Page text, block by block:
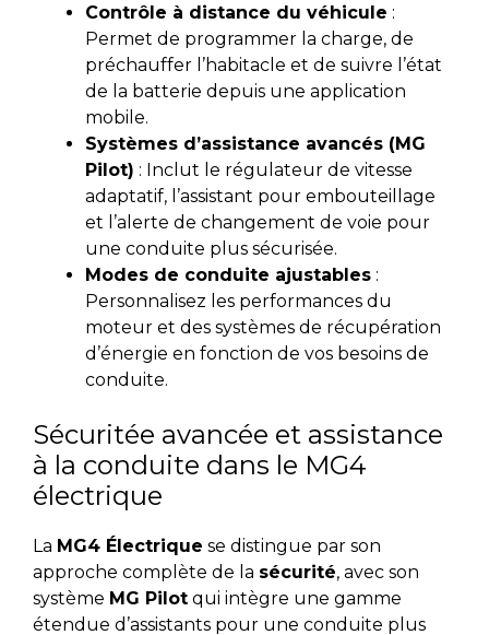
Contrôle à distance du véhicule :
Permet de programmer la charge, de
préchauffer l’habitacle et de suivre l’état
de la batterie depuis une application
mobile.
Systèmes d’assistance avancés (MG
Pilot) : Inclut le régulateur de vitesse
adaptatif, l’assistant pour embouteillage
et l’alerte de changement de voie pour
une conduite plus sécurisée.
Modes de conduite ajustables :
Personnalisez les performances du
moteur et des systèmes de récupération
d’énergie en fonction de vos besoins de
conduite.
Sécuritée avancée et assistance
à la conduite dans le MG4
électrique
La MG4 Électrique se distingue par son
approche complète de la sécurité, avec son
système MG Pilot qui intègre une gamme
étendue d’assistants pour une conduite plus